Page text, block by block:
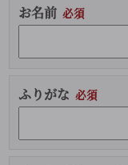
お名前
ふりがな